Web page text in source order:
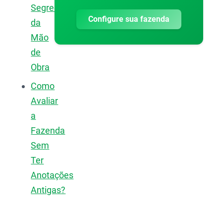
Segredo
da
Mão
de
Obra
Como
Avaliar
a
Fazenda
Sem
Ter
Anotações
Antigas?
Configure sua fazenda